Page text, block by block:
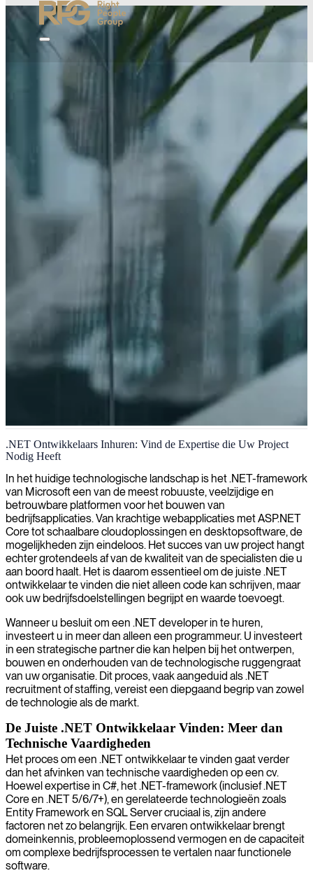
.NET architectuur en systeemontwerp
Wij leveren .NET-architecten die schaalbare, enterprise-grade
softwarearchitecturen ontwerpen en implementeren die aansluiten bij
uw zakelijke doelstellingen.
.NET Ontwikkelaars Inhuren: Vind de Expertise die Uw Project
Nodig Heeft
In het huidige technologische landschap is het .NET-framework
van Microsoft een van de meest robuuste, veelzijdige en
betrouwbare platformen voor het bouwen van
bedrijfsapplicaties. Van krachtige webapplicaties met ASP.NET
Core tot schaalbare cloudoplossingen en desktopsoftware, de
mogelijkheden zijn eindeloos. Het succes van uw project hangt
echter grotendeels af van de kwaliteit van de specialisten die u
aan boord haalt. Het is daarom essentieel om de juiste .NET
ontwikkelaar te vinden die niet alleen code kan schrijven, maar
ook uw bedrijfsdoelstellingen begrijpt en waarde toevoegt.
Wanneer u besluit om een .NET developer in te huren,
investeert u in meer dan alleen een programmeur. U investeert
in een strategische partner die kan helpen bij het ontwerpen,
bouwen en onderhouden van de technologische ruggengraat
van uw organisatie. Dit proces, vaak aangeduid als .NET
recruitment of staffing, vereist een diepgaand begrip van zowel
de technologie als de markt.
De Juiste .NET Ontwikkelaar Vinden: Meer dan
Technische Vaardigheden
Het proces om een .NET ontwikkelaar te vinden gaat verder
dan het afvinken van technische vaardigheden op een cv.
Hoewel expertise in C#, het .NET-framework (inclusief .NET
Core en .NET 5/6/7+), en gerelateerde technologieën zoals
Entity Framework en SQL Server cruciaal is, zijn andere
factoren net zo belangrijk. Een ervaren ontwikkelaar brengt
domeinkennis, probleemoplossend vermogen en de capaciteit
om complexe bedrijfsprocessen te vertalen naar functionele
software.